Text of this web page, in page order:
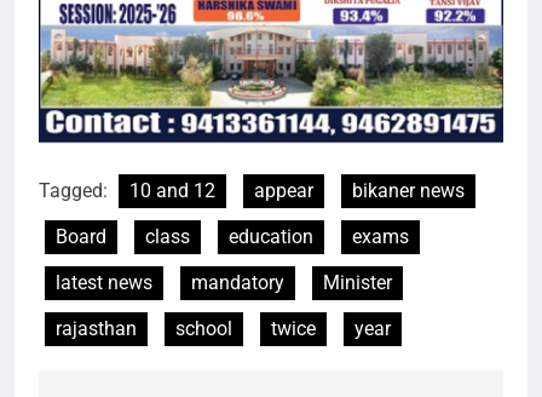
Tagged: 10 and 12 appear
bikaner news
Board
class education
exams
latest news
mandatory
Minister
rajasthan
school twice year